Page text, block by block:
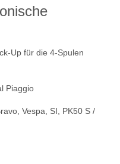
für die 4-Spulen
SI, PK50 S /